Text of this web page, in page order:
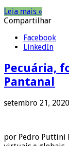
Leia mais »
Compartilhar
Facebook
LinkedIn
Pecuária,
Pantanal
setembro 21, 2020
por Pedro Puttini